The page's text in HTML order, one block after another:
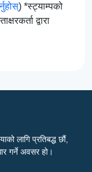
) *स्ट्याम्पको
द्वारा
लागि प्रतिबद्ध छौं,
गर्ने अवसर हो।